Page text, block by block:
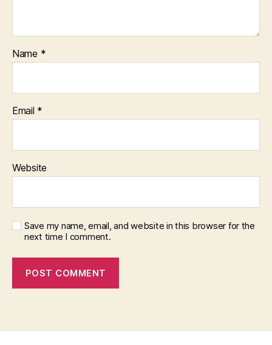
Name *
Email *
Website
Save my name, email, and website in this browser for the
next time I comment.